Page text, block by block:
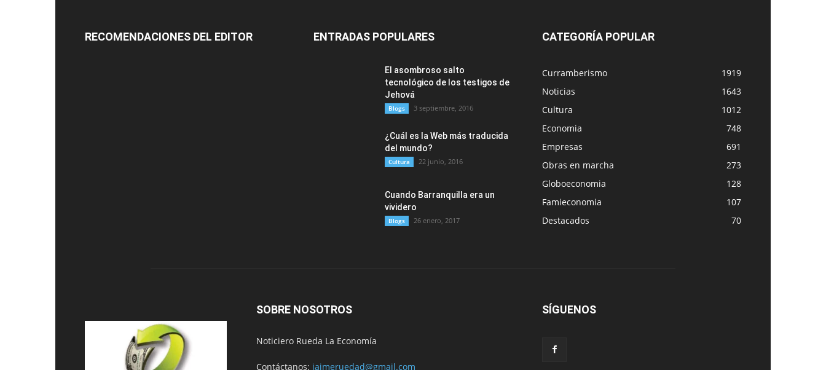
RECOMENDACIONES DEL EDITOR ENTRADAS POPULARES
El asombroso salto
tecnológico de los testigos de
Jehová
Blogs 3 septiembre, 2016
¿Cuál es la Web más traducida
del mundo?
Cultura 22 junio, 2016
Cuando Barranquilla era un
vividero
Blogs 26 enero, 2017
CATEGORÍA POPULAR
Curramberismo
1919
Noticias
1643
Cultura
1012
Economia
748
Empresas
691
Obras en marcha
273
Globoeconomia
128
Famieconomia
107
Destacados
70
SOBRE NOSOTROS
Noticiero Rueda La Economía
Contáctanos: jaimeruedad@gmail.com
SÍGUENOS